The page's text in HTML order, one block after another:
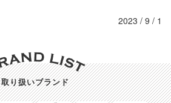
2023 / 9 / 1
取り扱いブランド